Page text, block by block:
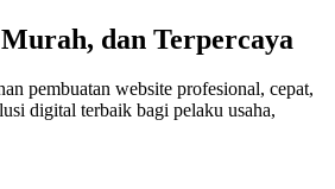
dan Terpercaya
pembuatan website profesional, cepat,
digital terbaik bagi pelaku usaha,